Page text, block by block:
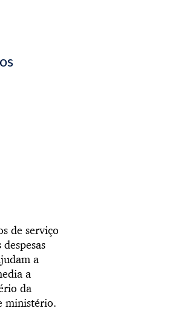
de serviço
a
a
da
ministério.